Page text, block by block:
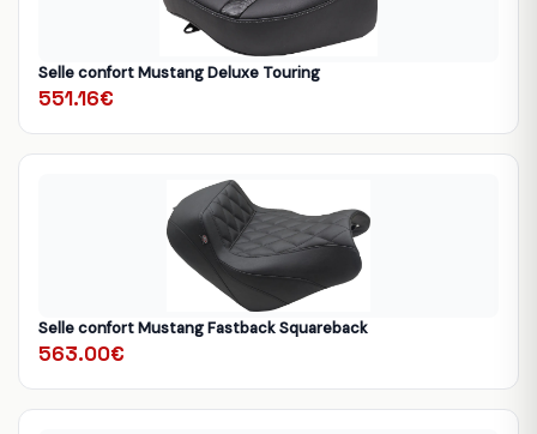
Selle confort Mustang Deluxe Touring
551.16€
Selle confort Mustang Fastback Squareback
563.00€